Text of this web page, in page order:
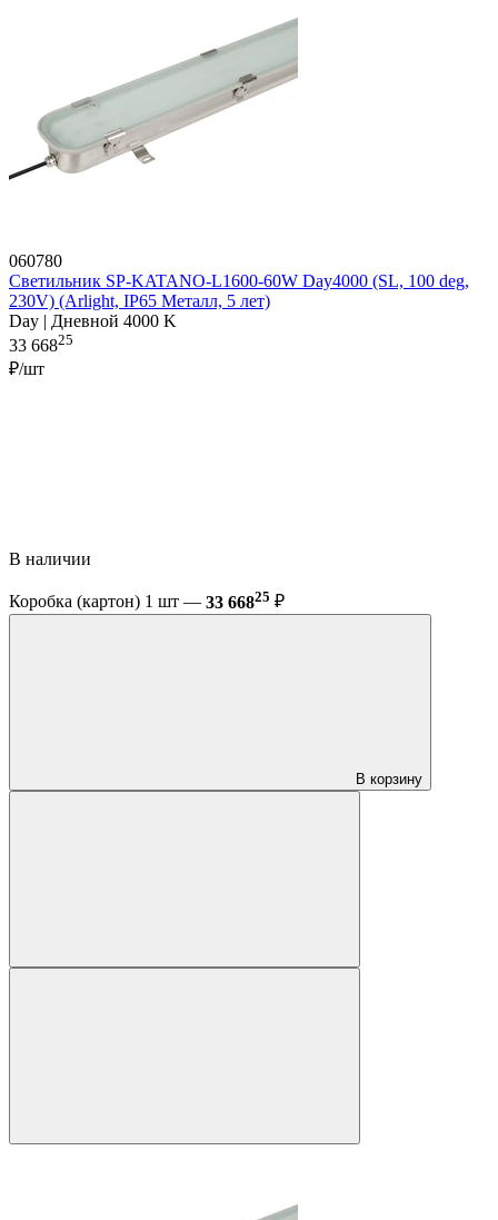
060780
Светильник SP-KATANO-L1600-60W Day4000 (SL, 100 deg,
230V) (Arlight, IP65 Металл, 5 лет)
Day | Дневной 4000 K
33 66825
₽/шт
В наличии
Коробка (картон) 1 шт — 33 66825 ₽
В корзину